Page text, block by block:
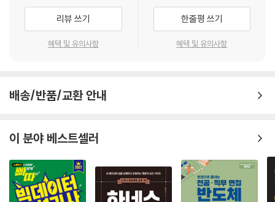
리뷰 쓰기
혜택 및 유의사항
한줄평 쓰기
혜택 및 유의사항
배송/반품/교환 안내
이 분야 베스트셀러